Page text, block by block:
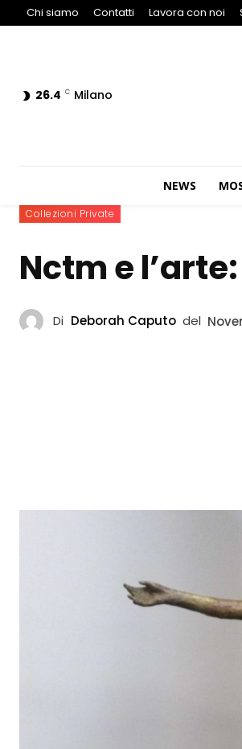
Chi siamo Contatti Lavora con noi
26.4 C Milano
NEWS
Collezioni Private
Nctm e
Di Deborah Caputo del